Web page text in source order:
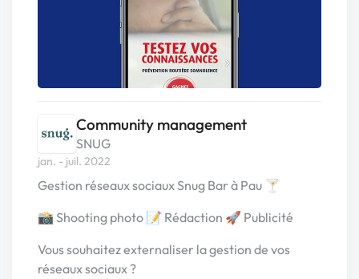
Community management
SNUG
jan. - juil. 2022
Gestion réseaux sociaux Snug Bar à Pau 🍸
📸 Shooting photo 📝 Rédaction 🚀 Publicité
Vous souhaitez externaliser la gestion de vos
réseaux sociaux ?